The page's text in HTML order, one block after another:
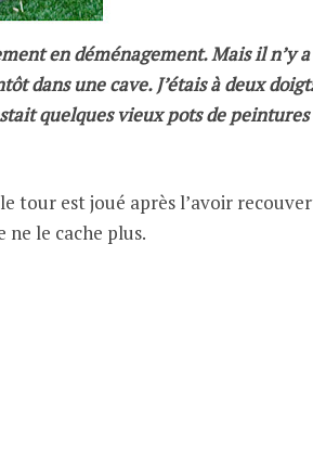
en déménagement. Mais il n’y a
dans une cave. J’étais à deux
quelques vieux pots de peintures
tour est joué après l’avoir
ne le cache plus.